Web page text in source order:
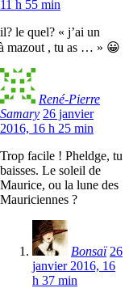
h 55 min
le quel? « j’ai un
mazout , tu as … » 😀
René-Pierre
Samary 26 janvier
2016, 16 h 25 min
Trop facile ! Pheldge, tu
baisses. Le soleil de
Maurice, ou la lune des
Mauriciennes ?
Bonsaï 26
janvier 2016, 16
h 37 min